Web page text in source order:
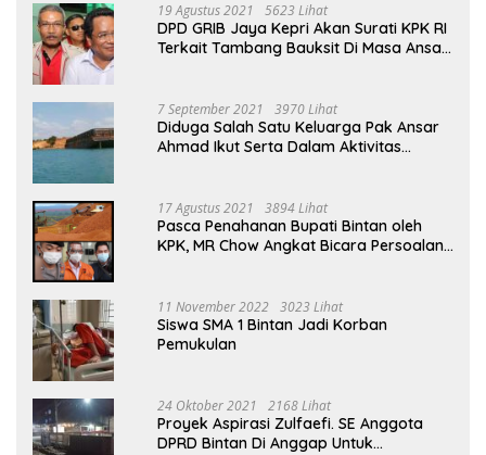
19 Agustus 2021 5623 Lihat
DPD GRIB Jaya Kepri Akan Surati KPK RI
Terkait Tambang Bauksit Di Masa Ansar
7 September 2021 3970 Lihat
Diduga Salah Satu Keluarga Pak Ansar
Ahmad Ikut Serta Dalam Aktivitas
17 Agustus 2021 3894 Lihat
Pasca Penahanan Bupati Bintan oleh
KPK, MR Chow Angkat Bicara Persoalan
11 November 2022 3023 Lihat
Siswa SMA 1 Bintan Jadi Korban
Pemukulan
24 Oktober 2021 2168 Lihat
Proyek Aspirasi Zulfaefi. SE Anggota
DPRD Bintan Di Anggap Untuk